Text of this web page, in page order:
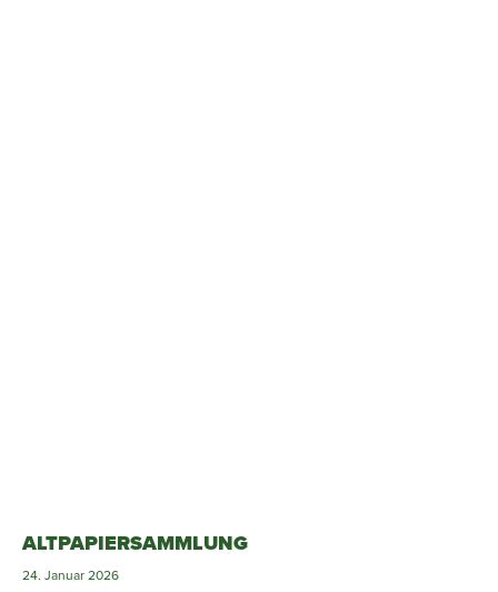
ALTPAPIERSAMMLUNG
24. Januar 2026